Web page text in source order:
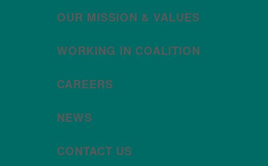
OUR MISSION & VALUES
WORKING IN COALITION
CAREERS
NEWS
CONTACT US